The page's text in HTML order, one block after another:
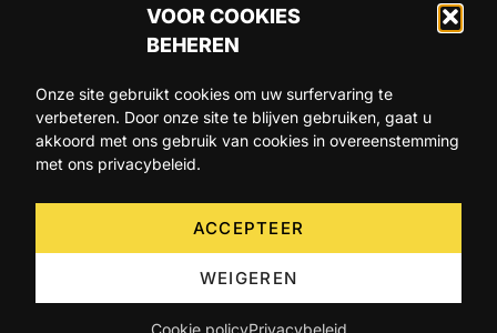
VOOR COOKIES
BEHEREN
Onze site gebruikt cookies om uw surfervaring te
verbeteren. Door onze site te blijven gebruiken, gaat u
akkoord met ons gebruik van cookies in overeenstemming
met ons privacybeleid.
ACCEPTEER
WEIGEREN
Cookie policyPrivacybeleid
ARTIKELS AGENDA OVER ONS